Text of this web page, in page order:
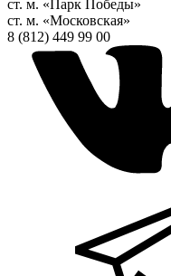
ст. м. «Парк Победы»
ст. м. «Московская»
8 (812) 449 99 00